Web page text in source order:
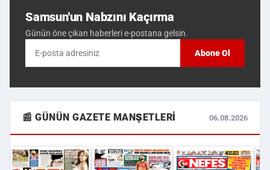
Samsun'un Nabzını Kaçırma
Günün öne çıkan haberleri e-postana gelsin.
Abone Ol
📰 GÜNÜN GAZETE MANŞETLERI 06.08.2026